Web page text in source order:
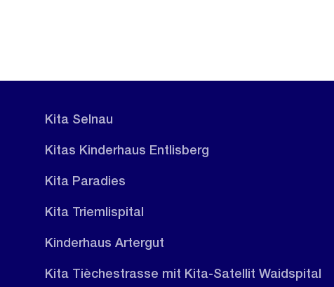
Kita Selnau
Kitas Kinderhaus Entlisberg
Kita Paradies
Kita Triemlispital
Kinderhaus Artergut
Kita Tièchestrasse mit Kita-Satellit Waidspital